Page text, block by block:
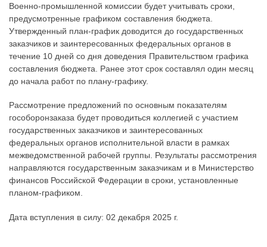
Военно-промышленной комиссии будет учитывать сроки,
предусмотренные графиком составления бюджета.
Утвержденный план-график доводится до государственных
заказчиков и заинтересованных федеральных органов в
течение 10 дней со дня доведения Правительством графика
составления бюджета. Ранее этот срок составлял один месяц
до начала работ по плану-графику.
Рассмотрение предложений по основным показателям
гособоронзаказа будет проводиться коллегией с участием
государственных заказчиков и заинтересованных
федеральных органов исполнительной власти в рамках
межведомственной рабочей группы. Результаты рассмотрения
направляются государственным заказчикам и в Министерство
финансов Российской Федерации в сроки, установленные
планом-графиком.
Дата вступления в силу: 02 декабря 2025 г.